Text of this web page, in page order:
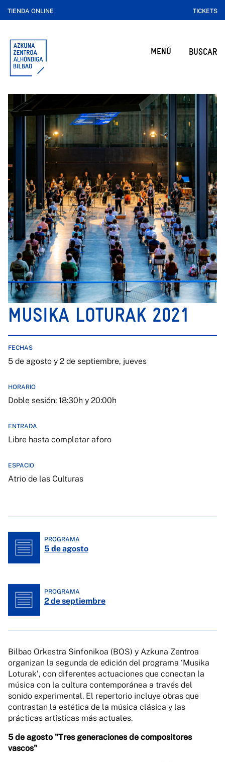
TIENDA ONLINE TICKETS
MENÚ BUSCAR
MUSIKA LOTURAK 2021
FECHAS
5 de agosto y 2 de septiembre, jueves
HORARIO
Doble sesión: 18:30h y 20:00h
ENTRADA
Libre hasta completar aforo
ESPACIO
Atrio de las Culturas
PROGRAMA
5 de agosto
PROGRAMA
2 de septiembre
Bilbao Orkestra Sinfonikoa (BOS) y Azkuna Zentroa
organizan la segunda de edición del programa ‘Musika
Loturak’, con diferentes actuaciones que conectan la
música con la cultura contemporánea a través del
sonido experimental. El repertorio incluye obras que
contrastan la estética de la música clásica y las
prácticas artísticas más actuales.
5 de agosto "Tres generaciones de compositores
vascos"